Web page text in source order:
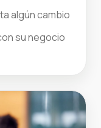
algún cambio
su negocio